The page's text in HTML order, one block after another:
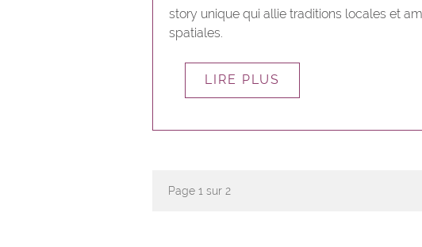
story unique qui allie traditions locales et
spatiales.
LIRE PLUS
Page 1 sur 2